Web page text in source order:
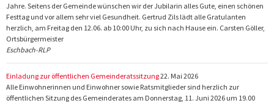
Jahre. Seitens der Gemeinde wünschen wir der Jubilarin alles Gute, einen schönen
Festtag und vor allem sehr viel Gesundheit. Gertrud Zils lädt alle Gratulanten
herzlich, am Freitag den 12.06. ab 10:00 Uhr, zu sich nach Hause ein. Carsten Göller,
Ortsbürgermeister
Eschbach-RLP
Einladung zur öffentlichen Gemeinderatssitzung22. Mai 2026
Alle Einwohnerinnen und Einwohner sowie Ratsmitglieder sind herzlich zur
öffentlichen Sitzung des Gemeinderates am Donnerstag, 11. Juni 2026 um 19.00